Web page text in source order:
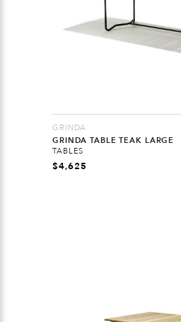
GRINDA
GRINDA TABLE TEAK LARGE
TABLES
$4,625